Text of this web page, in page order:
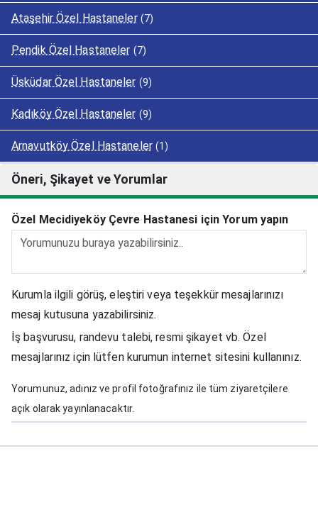
Ataşehir Özel Hastaneler (7)
Pendik Özel Hastaneler (7)
Üsküdar Özel Hastaneler (9)
Kadıköy Özel Hastaneler (9)
Arnavutköy Özel Hastaneler (1)
Öneri, Şikayet ve Yorumlar
Özel Mecidiyeköy Çevre Hastanesi için Yorum yapın
Kurumla ilgili görüş, eleştiri veya teşekkür mesajlarınızı
mesaj kutusuna yazabilirsiniz.
İş başvurusu, randevu talebi, resmi şikayet vb. Özel
mesajlarınız için lütfen kurumun internet sitesini kullanınız.
Yorumunuz, adınız ve profil fotoğrafınız ile tüm ziyaretçilere
açık olarak yayınlanacaktır.